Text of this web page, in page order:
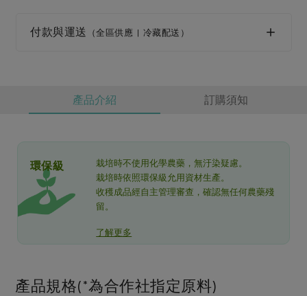
社務會議 地區活動
付款與運送 （全區供應 | 冷藏配送）
產品介紹 訂購須知
環保級
栽培時不使用化學農藥，無汙染疑慮。
栽培時依照環保級允用資材生產。
收穫成品經自主管理審查，確認無任何農藥殘
留。
了解更多
產品規格(*為合作社指定原料)